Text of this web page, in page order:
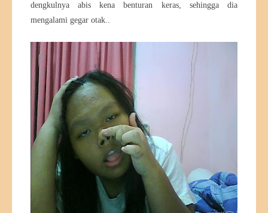
dengkulnya abis kena benturan keras, sehingga dia
mengalami gegar otak..